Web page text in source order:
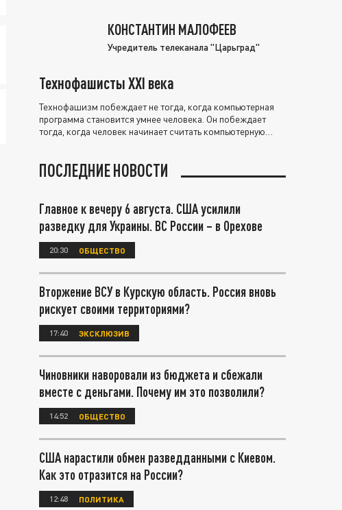
КОНСТАНТИН МАЛОФЕЕВ
Учредитель телеканала "Царьград"
Технофашисты XXI века
Технофашизм побеждает не тогда, когда компьютерная
программа становится умнее человека. Он побеждает
тогда, когда человек начинает считать компьютерную
ПОСЛЕДНИЕ НОВОСТИ
Главное к вечеру 6 августа. США усилили
разведку для Украины. ВС России – в Орехове
20:30 ОБЩЕСТВО
Вторжение ВСУ в Курскую область. Россия вновь
рискует своими территориями?
17:40 ЭКСКЛЮЗИВ
Чиновники наворовали из бюджета и сбежали
вместе с деньгами. Почему им это позволили?
14:52 ОБЩЕСТВО
США нарастили обмен разведданными с Киевом.
Как это отразится на России?
12:48 ПОЛИТИКА